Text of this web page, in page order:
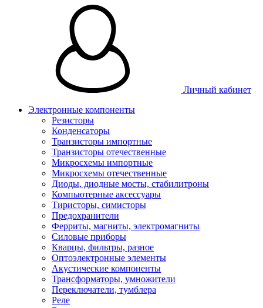
Личный кабинет
Электронные компоненты
Резисторы
Конденсаторы
Транзисторы импортные
Транзисторы отечественные
Микросхемы импортные
Микросхемы отечественные
Диоды, диодные мосты, стабилитроны
Компьютерные аксессуары
Тиристоры, симисторы
Предохранители
Ферриты, магниты, электромагниты
Силовые приборы
Кварцы, фильтры, разное
Оптоэлектронные элементы
Акустические компоненты
Трансформаторы, умножители
Переключатели, тумблера
Реле